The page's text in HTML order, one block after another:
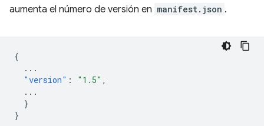
aumenta el número de versión en manifest.json .
{
...
"version" : "1.5" ,
...
}
}